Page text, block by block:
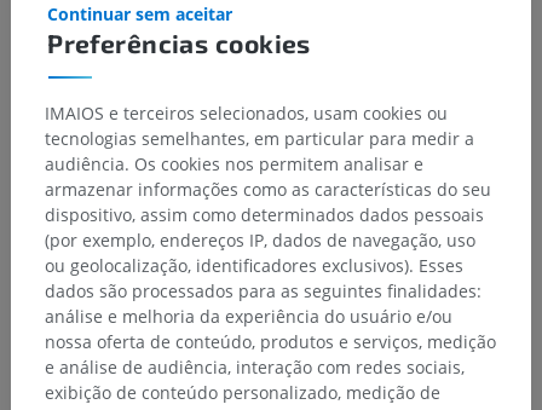
Preferências cookies
Continuar sem aceitar
IMAIOS e terceiros selecionados, usam cookies ou
tecnologias semelhantes, em particular para medir a
audiência. Os cookies nos permitem analisar e
armazenar informações como as características do seu
dispositivo, assim como determinados dados pessoais
(por exemplo, endereços IP, dados de navegação, uso
ou geolocalização, identificadores exclusivos). Esses
dados são processados para as seguintes finalidades:
análise e melhoria da experiência do usuário e/ou
nossa oferta de conteúdo, produtos e serviços, medição
e análise de audiência, interação com redes sociais,
exibição de conteúdo personalizado, medição de